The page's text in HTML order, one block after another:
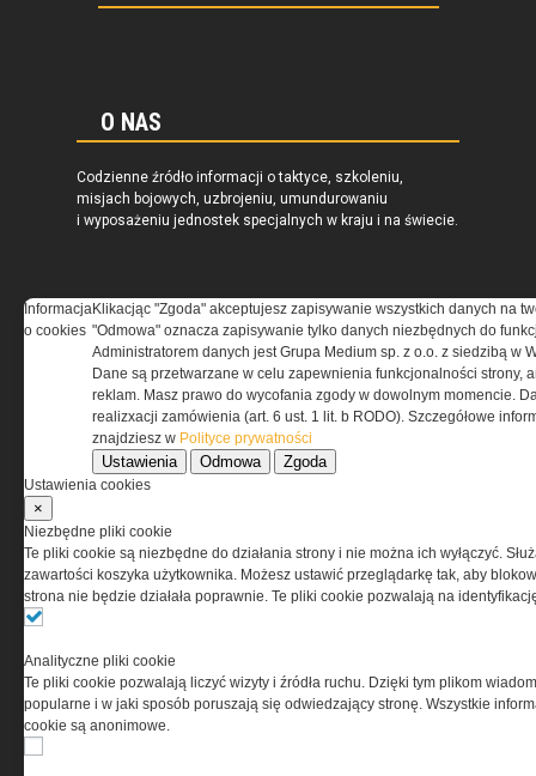
O NAS
Codzienne źródło informacji o taktyce, szkoleniu,
misjach bojowych, uzbrojeniu, umundurowaniu
i wyposażeniu jednostek specjalnych w kraju i na świecie.
REGULAMIN
Regulamin określa zasady korzystania z portalu
www.special-ops.pl
Korzystanie z portalu jest równoznaczne
przez Grupa MEDIUM Spółka z ograniczoną
odpowiedzialnością Spółka komandytowa, nr KRS:
0000537655, NIP 1132860378, REGON 146393437
(zwana dalej Grupa MEDIUM) w postaci Regulaminu.
Informacja
o cookies
Klikacjąc "Zgoda" akceptujesz zapisywanie wszystkich danych na
"Odmowa" oznacza zapisywanie tylko danych niezbędnych do
Administratorem danych jest Grupa Medium sp. z o.o. z siedzibą w
Dane są przetwarzane w celu zapewnienia funkcjonalności strony,
reklam. Masz prawo do wycofania zgody w dowolnym momencie.
realizxacji zamówienia (art. 6 ust. 1 lit. b RODO). Szczegółowe
znajdziesz w Polityce prywatności
Ustawienia Odmowa Zgoda
Ustawienia cookies
×
Niezbędne pliki cookie
Te pliki cookie są niezbędne do działania strony i nie można ich wyłączyć.
zawartości koszyka użytkownika. Możesz ustawić przeglądarkę tak, aby
strona nie będzie działała poprawnie. Te pliki cookie pozwalają na
Analityczne pliki cookie
Te pliki cookie pozwalają liczyć wizyty i źródła ruchu. Dzięki tym plikom
popularne i w jaki sposób poruszają się odwiedzający stronę. Wszystkie
cookie są anonimowe.